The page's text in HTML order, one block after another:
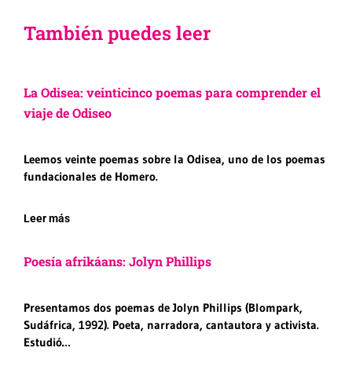
También puedes leer
La Odisea: veinticinco poemas para comprender el
viaje de Odiseo
Leemos veinte poemas sobre la Odisea, uno de los poemas
fundacionales de Homero.
Leer más
Poesía afrikáans: Jolyn Phillips
Presentamos dos poemas de Jolyn Phillips (Blompark,
Sudáfrica, 1992). Poeta, narradora, cantautora y activista.
Estudió…